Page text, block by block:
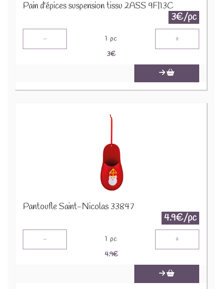
Pain d'épices suspension tissu 2ASS 9F|13C
3€/pc
- 1 pc +
3€
Pantoufle Saint-Nicolas 33847
4.9€/pc
- 1 pc +
4.9€